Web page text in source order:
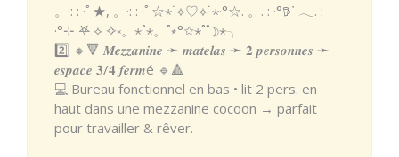
。·: : ·ﾟ★, 。·: : ·ﾟ☆⋆˙⟡♡⟡˙⋆·°☆. 。. : ·°𖠚ᐝ 𓂃. :
·°⊹ 𖤐 ⟡ ✧༝。⋆˚⋆。˚⭒°✩⋆˚˚☽⋆╮
2️⃣ 🔸🔻 𝑴𝒆𝒛𝒛𝒂𝒏𝒊𝒏𝒆 ➛ 𝒎𝒂𝒕𝒆𝒍𝒂𝒔 ➛ 𝟐 𝒑𝒆𝒓𝒔𝒐𝒏𝒏𝒆𝒔 ➛
𝒆𝒔𝒑𝒂𝒄𝒆 𝟑/𝟒 𝒇𝒆𝒓𝒎é 🔹🔺
💻 Bureau fonctionnel en bas • lit 2 pers. en
haut dans une mezzanine cocoon → parfait
pour travailler & rêver.